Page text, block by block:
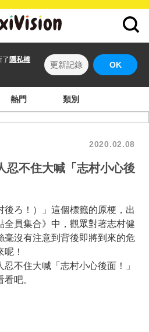
隱私權
更新記錄 OK
熱門 類別
2020.02.08
不住大喊「志村小心後
後ろ！）」這個標籤的原梗，出
全員集合》中，觀眾對著志村健
毫沒有注意到背後即將到來的危
！
不住大喊「志村小心後面！」
吧。